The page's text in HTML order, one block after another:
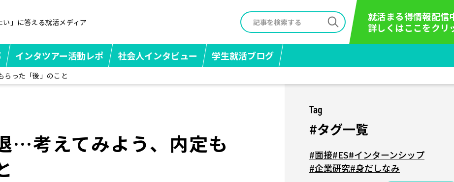
い」に答える就活メディア
就活まる得情報配信
詳しくはここをクリ
インタツアー活動レポ 社会人インタビュー 学生就活ブログ
らった「後」のこと
…考えてみよう、内定も
Tag
#タグ一覧
#面接#ES#インターンシップ
#企業研究#身だしなみ